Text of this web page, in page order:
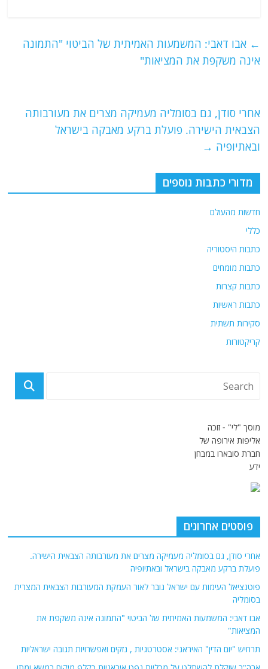
s
A
g
ra
l
er
e
k
← אבו דאבי: המשמעות האמיתית של הביטוי "התמונה
אינה משקפת את המציאות"
אחרי סודן, גם בסומליה מעמיקה מצרים את מעורבותה
הצבאית הישירה. פועלת ברקע מאבקה בישראל
ובאתיופיה →
מדורי כתבות נוספים
חדשות מהעולם
כללי
כתבות היסטוריה
כתבות מומחים
כתבות קצרות
כתבות ראשיות
סקירות תשתית
קריקטורות
מוסך "לי" - זוכה
אליפות אירופה של
חברת סובארו במבחן
ידע
פוסטים אחרונים
אחרי סודן, גם בסומליה מעמיקה מצרים את מעורבותה הצבאית הישירה.
פועלת ברקע מאבקה בישראל ובאתיופיה
פוטנציאל העימות עם ישראל גובר לאור העמקת המעורבות הצבאית המצרית
בסומליה
אבו דאבי: המשמעות האמיתית של הביטוי "התמונה אינה משקפת את
המציאות"
תרחיש "יום הדין" האיראני: אסטרטגיות , נזקים ואפשרויות תגובה ישראליות